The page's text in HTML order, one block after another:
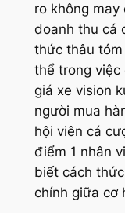
ro không
doanh thu cá
thức thâu
thể trong việc
giá xe vision
người mua
hội viên cá
điểm 1 nhân
biết cách
chính giữa cơ